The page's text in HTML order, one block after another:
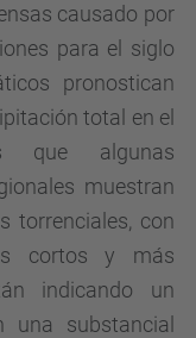
causado por
para el siglo
pronostican
total en el
que algunas
muestran
torrenciales, con
cortos y más
indicando un
substancial